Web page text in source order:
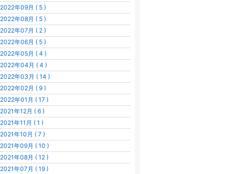
2022年09月 ( 5 )
2022年08月 ( 5 )
2022年07月 ( 2 )
2022年06月 ( 5 )
2022年05月 ( 4 )
2022年04月 ( 4 )
2022年03月 ( 14 )
2022年02月 ( 9 )
2022年01月 ( 17 )
2021年12月 ( 6 )
2021年11月 ( 1 )
2021年10月 ( 7 )
2021年09月 ( 10 )
2021年08月 ( 12 )
2021年07月 ( 19 )